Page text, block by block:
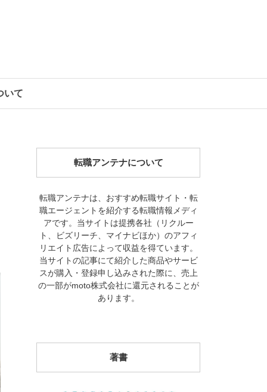
いて
転職アンテナについて
転職アンテナは、おすすめ転職サイト・転
職エージェントを紹介する転職情報メディ
アです。当サイトは提携各社（リクルー
ト、ビズリーチ、マイナビほか）のアフィ
リエイト広告によって収益を得ています。
当サイトの記事にて紹介した商品やサービ
スが購入・登録申し込みされた際に、売上
の一部がmoto株式会社に還元されることが
あります。
著書